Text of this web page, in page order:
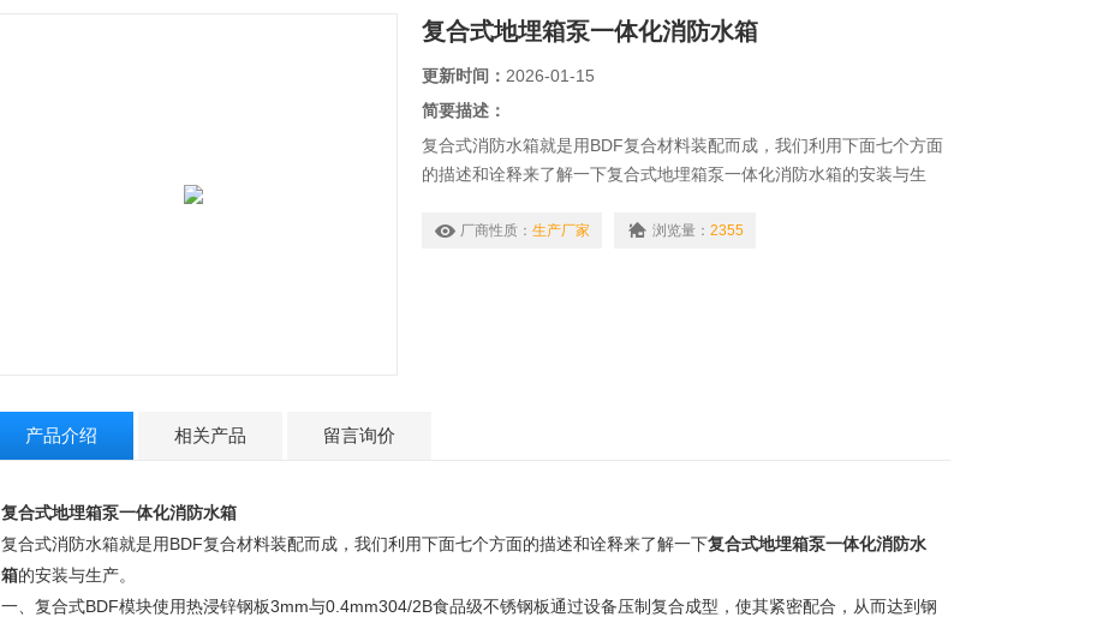
复合式地埋箱泵一体化消防水箱
更新时间： 2026-01-15
简要描述：
复合式消防水箱就是用BDF复合材料装配而成，我们利用下面七个方面
的描述和诠释来了解一下复合式地埋箱泵一体化消防水箱的安装与生
厂商性质： 生产厂家 浏览量： 2355
产品介绍 相关产品 留言询价
复合式地埋箱泵一体化消防水箱
复合式消防水箱就是用BDF复合材料装配而成，我们利用下面七个方面的描述和诠释来了解一下复合式地埋箱泵一体化消防水
箱的安装与生产。
一、复合式BDF模块使用热浸锌钢板3mm与0.4mm304/2B食品级不锈钢板通过设备压制复合成型，使其紧密配合，从而达到钢